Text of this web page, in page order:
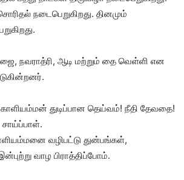
நடைபெறுகிறது. தினமும்
நவராத்ரி, ஆடி மற்றும் தை வெள்ளி என
துடிப்பான தெய்வம்! நீதி தேவதை!
வழிபட்டு துன்பங்கள்,
வாழ பிராத்திப்போம்.